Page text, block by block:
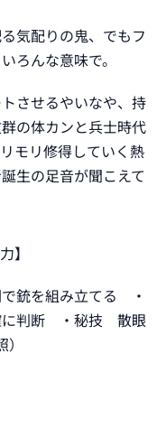
気配りの鬼、でもフ
ろんな意味で。
させるやいなや、持
の体カンと兵士時代
モリ修得していく熱
生の足音が聞こえて
】
銃を組み立てる ・
に判断 ・秘技 散眼